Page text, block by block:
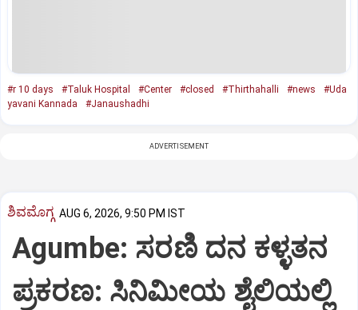
#r 10 days #Taluk Hospital #Center #closed #Thirthahalli #news
#Uda
yavani Kannada
#Janaushadhi
ADVERTISEMENT
ಶಿವಮೊಗ್ಗ AUG 6, 2026, 9:50 PM IST
Agumbe: ಸರಣಿ ದನ ಕಳ್ಳತನ
ಪ್ರಕರಣ: ಸಿನಿಮೀಯ ಶೈಲಿಯಲ್ಲಿ